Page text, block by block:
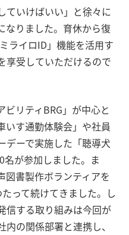
ていけばいい」と徐々に
なりました。育休から復
ライロID」機能を活用す
享受していただけるので
リティBRG」が中心と
いす通勤体験会」や社員
デーで実施した「聴導犬
が参加しました。ま
図書製作ボランティアを
って続けてきました。し
信する取り組みは今回が
の関係部署と連携し、